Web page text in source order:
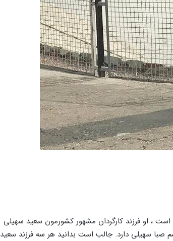
است ، او فرزند کارگردان مشهور کشورمون سعید سهیلی
صبا سهیلی دارد. جالب است بدانید هر سه فرزند سعید